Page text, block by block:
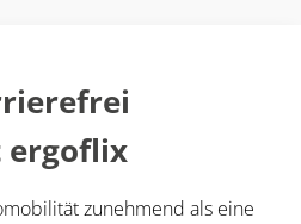
ergoflix
zunehmend als eine